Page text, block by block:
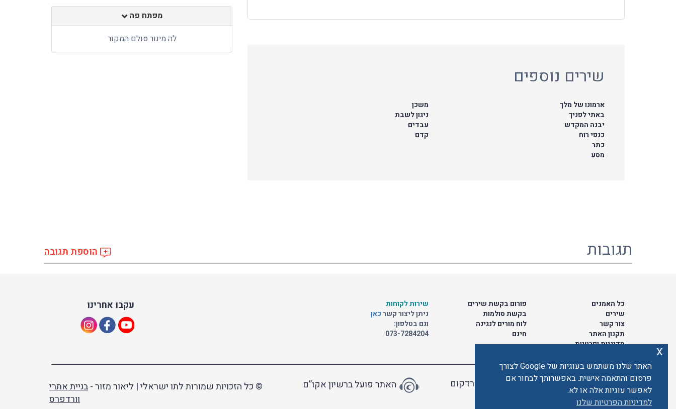
מפתח פה
לה מינור סולם המקור
שירים נוספים
משכן
ניגון לשבת
עבדים
קדם
ארמונו של מלך
באתי לפניך
יבנה המקדש
כנפי רוח
כתר
מסע
תגובות הוספת תגובה
עקבו אחרינו
שירות לקוחות
ניתן ליצור קשרכאן
וגם בטלפון:
073-7284204
פורום בקשת שירים
בקשת סולמות
לוח מורים לנגינה
חינם
כל האמנים
שירים
צור קשר
תקנון האתר
מדיניות ופרטיות
© כל הזכויות שמורות לתו ישראלי | ליאור מזור -בניית אתרי
וורדפרס
האתר פועל ברשיון אקו”ם האתר מאובטח ע"י קארדקום
האתר שלנו משתמש בעוגיות של Google לצורך
פרסום והתאמה אישית. באפשרותך לבחור אם
לאפשר עוגיות אלה או לא.
למדיניות הפרטיות שלנו
x